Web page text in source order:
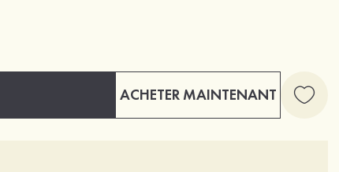
ACHETER MAINTENANT